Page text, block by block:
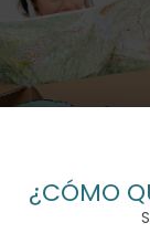
¿CÓMO